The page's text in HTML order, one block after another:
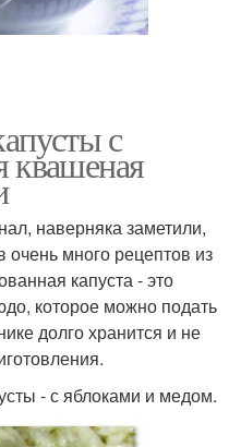
с
квашеная
наверняка заметили,
очень много рецептов из
капуста - это
которое можно подать
долго хранится и не
- с яблоками и медом.